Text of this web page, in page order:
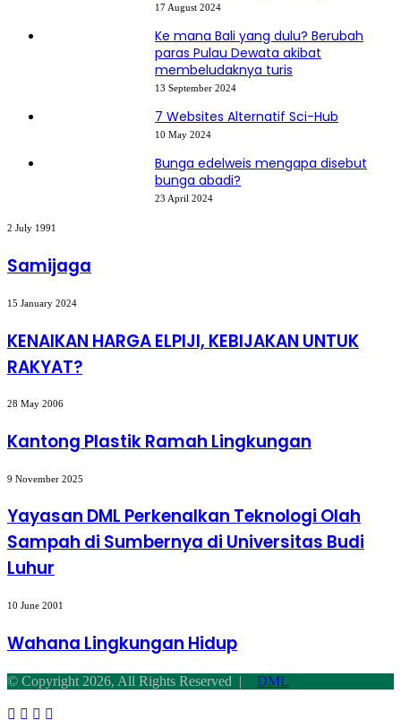
17 August 2024
Ke mana Bali yang dulu? Berubah
paras Pulau Dewata akibat
membeludaknya turis
13 September 2024
7 Websites Alternatif Sci-Hub
10 May 2024
Bunga edelweis mengapa disebut
bunga abadi?
23 April 2024
Samijaga
2 July 1991
Samijaga
KENAIKAN
ELPIJI,
KEBIJAKAN
UNTUK
15 January 2024
KENAIKAN HARGA ELPIJI, KEBIJAKAN UNTUK
RAKYAT?
Kantong
Ramah
Lingkungan
28 May 2006
Kantong Plastik Ramah Lingkungan
Yayasan
Perkenalkan
Teknologi
Olah
Sampah
di
di
Budi
Luhur
9 November 2025
Yayasan DML Perkenalkan Teknologi Olah
Sampah di Sumbernya di Universitas Budi
Luhur
Wahana
Hidup
10 June 2001
Wahana Lingkungan Hidup
© Copyright 2026, All Rights Reserved |
DML
Facebook
Twitter
WhatsApp